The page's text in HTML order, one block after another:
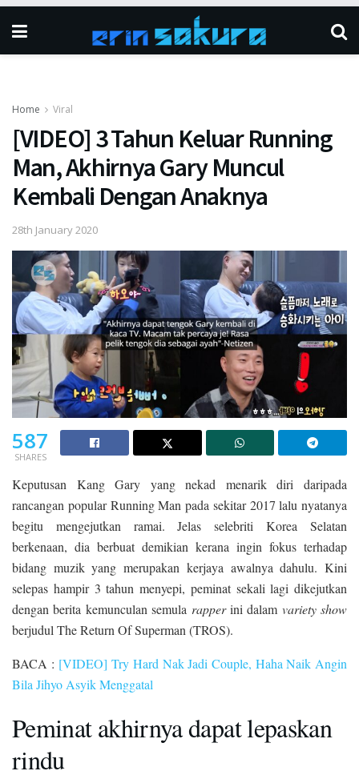
Home Viral
[VIDEO] 3 Tahun Keluar Running
Man, Akhirnya Gary Muncul
Kembali Dengan Anaknya
28th January 2020
587
SHARES
Keputusan Kang Gary yang nekad menarik diri daripada
rancangan popular Running Man pada sekitar 2017 lalu nyatanya
begitu mengejutkan ramai. Jelas selebriti Korea Selatan
berkenaan, dia berbuat demikian kerana ingin fokus terhadap
bidang muzik yang merupakan kerjaya awalnya dahulu. Kini
selepas hampir 3 tahun menyepi, peminat sekali lagi dikejutkan
dengan berita kemunculan semula rapperini dalam variety show
berjudul The Return Of Superman (TROS).
BACA : [VIDEO] Try Hard Nak Jadi Couple, Haha Naik Angin
Bila Jihyo Asyik Menggatal
Peminat akhirnya dapat lepaskan
rindu